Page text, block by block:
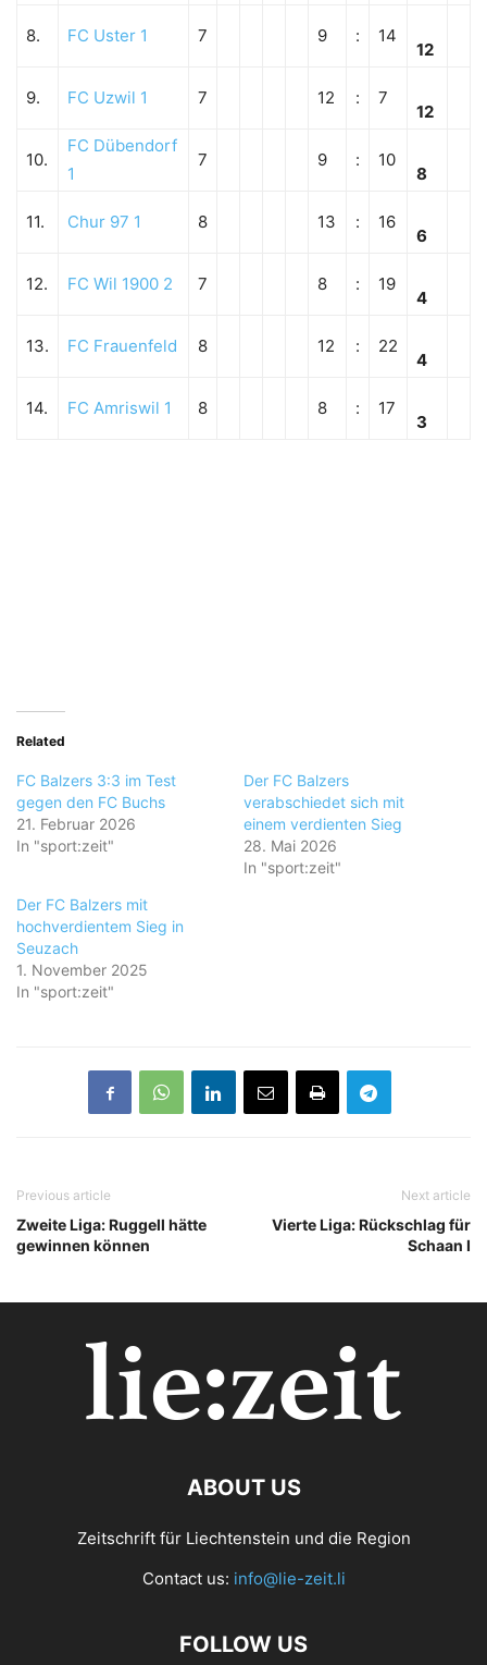
8. FC Uster 1 7 9 : 14
12
9. FC Uzwil 1 7 12 : 7
12
10.
FC Dübendorf
1
7 9 : 10
8
11. Chur 97 1 8 13 : 16
6
12. FC Wil 1900 2 7 8 : 19
4
13. FC Frauenfeld 8 12 : 22
4
14. FC Amriswil 1 8 8 : 17
3
Related
FC Balzers 3:3 im Test
gegen den FC Buchs
21. Februar 2026
In "sport:zeit"
Der FC Balzers
verabschiedet sich mit
einem verdienten Sieg
28. Mai 2026
In "sport:zeit"
Der FC Balzers mit
hochverdientem Sieg in
Seuzach
1. November 2025
In "sport:zeit"
Previous article
Zweite Liga: Ruggell hätte
gewinnen können
Next article
Vierte Liga: Rückschlag für
Schaan I
ABOUT US
Zeitschrift für Liechtenstein und die Region
Contact us: info@lie-zeit.li
FOLLOW US